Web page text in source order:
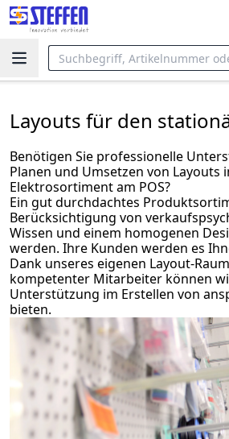
Layouts für den
Benötigen Sie professionelle
Planen und Umsetzen von Layouts
Elektrosortiment am POS?
Ein gut durchdachtes
Berücksichtigung von
Wissen und einem homogenen
werden. Ihre Kunden werden es
Dank unseres eigenen Layout-
kompetenter Mitarbeiter können
Unterstützung im Erstellen von
bieten.